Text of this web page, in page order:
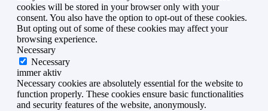
cookies will be stored in your browser only with your
consent. You also have the option to opt-out of these cookies.
But opting out of some of these cookies may affect your
browsing experience.
Necessary
Necessary
immer aktiv
Necessary cookies are absolutely essential for the website to
function properly. These cookies ensure basic functionalities
and security features of the website, anonymously.